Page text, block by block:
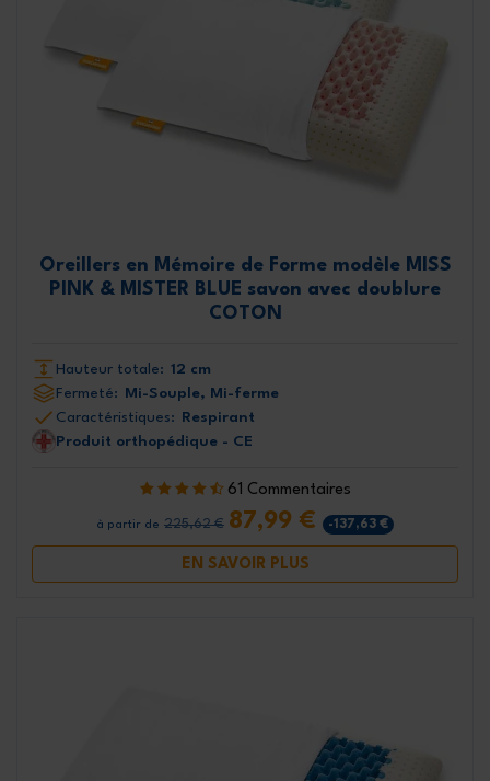
Oreillers en Mémoire de Forme modèle MISS
PINK & MISTER BLUE savon avec doublure
COTON
Hauteur totale: 12 cm
Fermeté:
Mi-Souple, Mi-ferme
Caractéristiques:
Respirant
Produit orthopédique - CE
61 Commentaires
à partir de 225,62 € 87,99 € -137,63 €
EN SAVOIR PLUS